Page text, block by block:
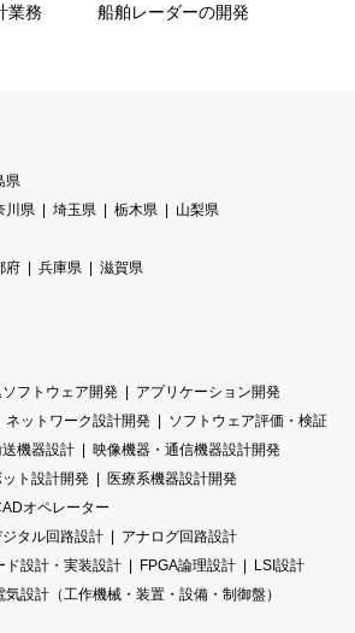
業務 船舶レーダーの開発
県
川県 埼玉県 栃木県
山梨県
府 兵庫県
滋賀県
フトウェア開発
アプリケーション開発
ネットワーク設計開発
ソフトウェア評価・検証
機器設計
映像機器・通信機器設計開発
ト設計開発
医療系機器設計開発
オペレーター
タル回路設計
アナログ回路設計
ド設計・実装設計 FPGA論理設計
LSI設計
気設計（工作機械・装置・設備・制御盤）